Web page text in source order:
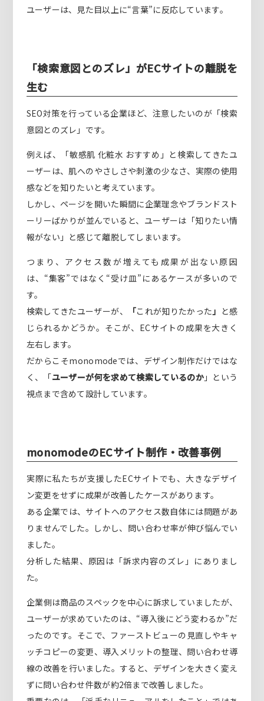
ユーザーは、見た目以上に“言葉”に反応しています。
「検索意図とのズレ」がECサイトの離脱を
生む
SEO対策を行っている企業ほど、注意したいのが「検索
意図とのズレ」です。
例えば、「敏感肌 化粧水 おすすめ」と検索してきたユ
ーザーは、肌へのやさしさや刺激の少なさ、実際の使用
感などを知りたいと考えています。
しかし、ページを開いた瞬間に企業理念やブランドスト
ーリーばかりが並んでいると、ユーザーは「知りたい情
報がない」と感じて離脱してしまいます。
つまり、アクセス数が増えても成果が出ない原因
は、“集客”ではなく“受け皿”にあるケースが多いので
す。
検索してきたユーザーが、
「これが知りたかった」 と感
じられるかどうか。そこが、ECサイトの成果を大きく
左右します。
だからこそmonomodeでは、デザイン制作だけではな
く、「ユーザーが何を求めて検索しているのか」という
視点まで含めて設計しています。
monomodeのECサイト制作・改善事例
実際に私たちが支援したECサイトでも、大きなデザイ
ン変更をせずに成果が改善したケースがあります。
ある企業では、サイトへのアクセス数自体には問題があ
りませんでした。しかし、問い合わせ率が伸び悩んでい
ました。
分析した結果、原因は「訴求内容のズレ」にありまし
た。
企業側は商品のスペックを中心に訴求していましたが、
ユーザーが求めていたのは、“導入後にどう変わるか”だ
ったのです。そこで、ファーストビューの見直しやキャ
ッチコピーの変更、導入メリットの整理、問い合わせ導
線の改善を行いました。すると、デザインを大きく変え
ずに問い合わせ件数が約2倍まで改善しました。